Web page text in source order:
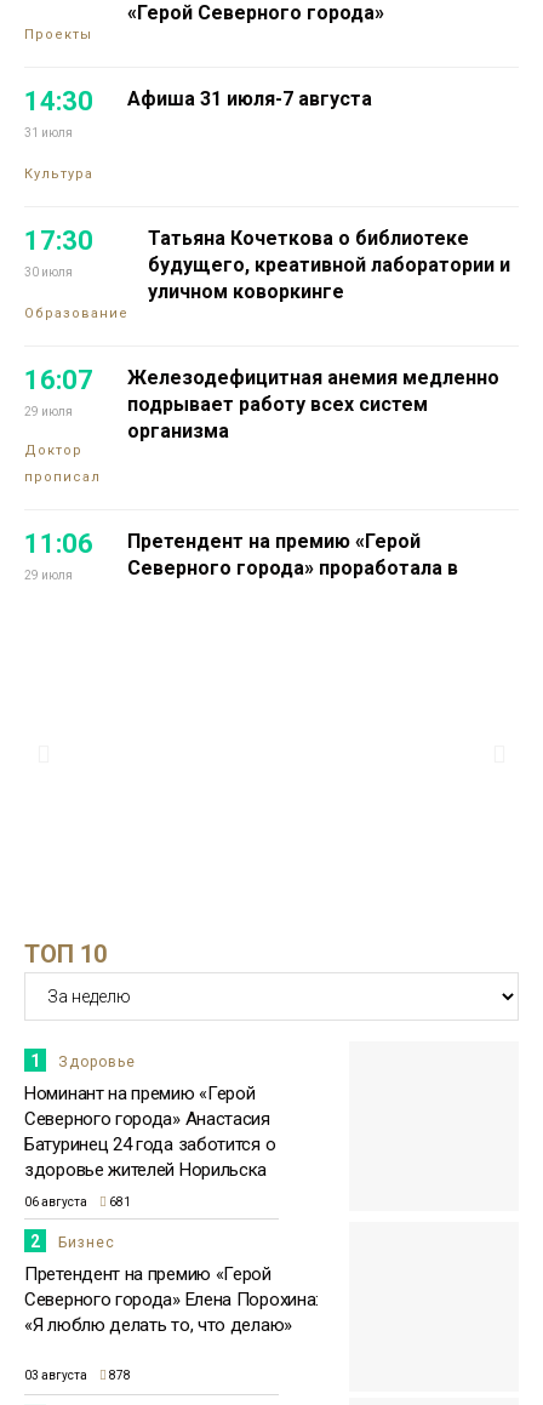
Проекты
«Герой Северного города»
14:30
31 июля
Культура
Афиша 31 июля-7 августа
17:30
30 июля
Образование
Татьяна Кочеткова о библиотеке
будущего, креативной лаборатории и
уличном коворкинге
16:07
29 июля
Доктор
прописал
Железодефицитная анемия медленно
подрывает работу всех систем
организма
11:06
29 июля
Претендент на премию «Герой
Северного города» проработала в
15:51
23 июля
приятно, что люди отдали за меня
голоса
ТОП 10
1 Здоровье
Номинант на премию «Герой
Северного города» Анастасия
Батуринец 24 года заботится о
здоровье жителей Норильска
06 августа 681
2 Бизнес
Претендент на премию «Герой
Северного города» Елена Порохина:
«Я люблю делать то, что делаю»
03 августа 878